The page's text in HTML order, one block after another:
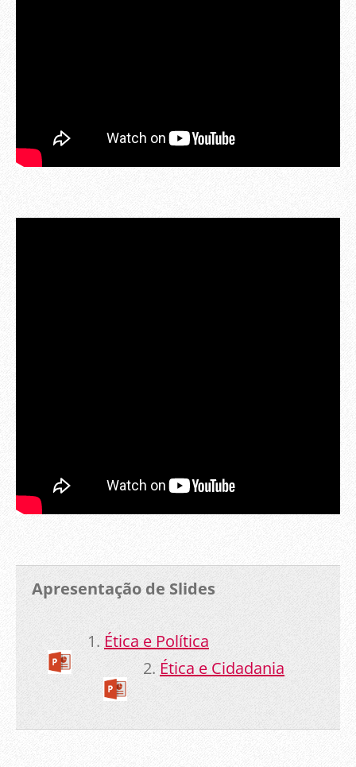
Apresentação de Slides
1. Ética e Política
2. Ética e Cidadania